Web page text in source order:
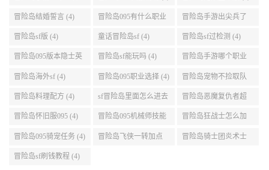
职 (4)
冒险岛结婚誓言 (4) 冒险岛095有什么职业
(4)
冒险岛手游出尖兵了
吗 (4)
冒险岛sf版 (4) 童话冒险岛sf (4) 冒险岛sf过检测 (4)
冒险岛095版本隐士英
雄后期玩哪个好 (4)
冒险岛sf能玩吗 (4) 冒险岛手游哪个职业
厉害 (4)
冒险岛海外sf (4) 冒险岛095职业选择 (4) 冒险岛宠物不捡取队
友的东西 (4)
冒险岛料理配方 (4) sf冒险岛里面怎么进去
打扎昆啊 (4)
冒险岛恶魔复仇者超
级技能 (4)
冒险岛怀旧服095 (4) 冒险岛095机械师技能
(4)
冒险岛狂战士怎么加
点 (4)
冒险岛095骑宠任务 (4) 冒险岛飞侠一转加点 冒险岛骑士团炎术士
冒险岛sf刷钱教程 (4)